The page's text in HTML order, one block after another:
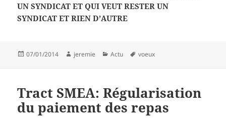
UN SYNDICAT ET QUI VEUT RESTER UN
SYNDICAT ET RIEN D’AUTRE
Publié
07/01/2014 Auteur
jeremie Catégories
Actu
Mots-
voeux
Tract SMEA: Régularisation
du paiement des repas